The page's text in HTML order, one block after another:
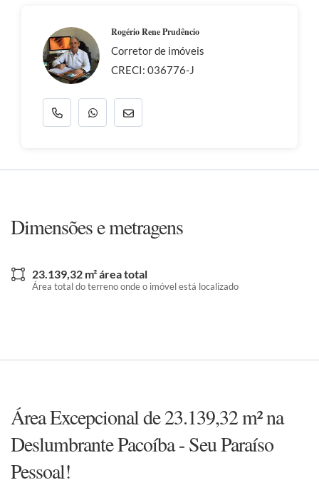
Rogério Rene Prudêncio
Corretor de imóveis
CRECI: 036776-J
Dimensões e metragens
23.139,32 m² área total
Área total do terreno onde o imóvel está localizado
Área Excepcional de 23.139,32 m² na
Deslumbrante Pacoíba - Seu Paraíso
Pessoal!